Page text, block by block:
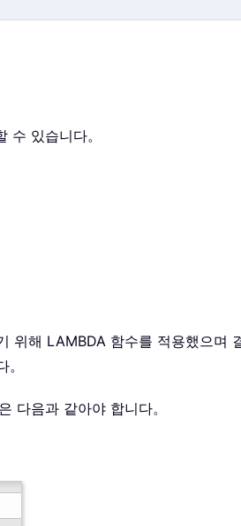
있습니다。
위해 LAMBDA 함수를 적용했으
다음과 같아야 합니다。